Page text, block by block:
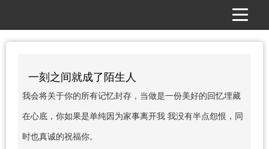
一刻之间就成了陌生人
我会将关于你的所有记忆封存，当做是一份美好的回忆埋藏
在心底，你如果是单纯因为家事离开我 我没有半点怨恨，同
时也真诚的祝福你。